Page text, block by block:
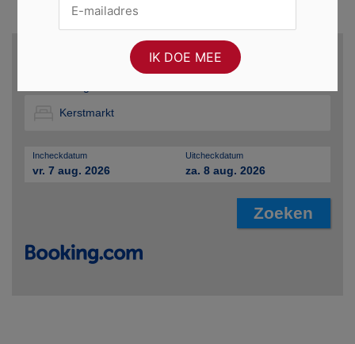
Zoek hotels en meer...
Incheckdatum
vr. 7 aug. 2026
Uitcheckdatum
za. 8 aug. 2026